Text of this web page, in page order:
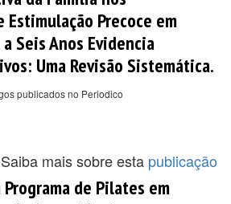
Precoce em
Seis Anos Evidencia
Uma Revisão Sistemática.
publicados no Periodico
Saiba mais sobre esta publicação
de Pilates em